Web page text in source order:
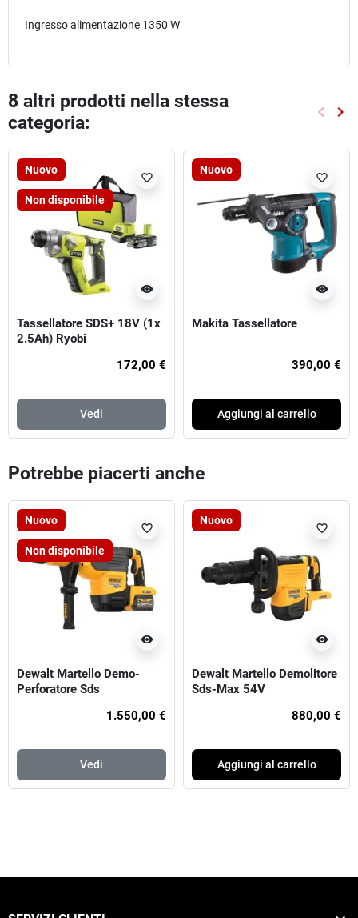
Ingresso alimentazione 1350 W
8 altri prodotti nella stessa
categoria:
keyboard_arrow_left keyboard_arrow_right
Nuovo
Non disponibile
visibility
favorite_border
Tassellatore SDS+ 18V (1x
2.5Ah) Ryobi
172,00 €
Vedi
Nuovo
visibility
favorite_border
Makita Tassellatore
390,00 €
Aggiungi al carrello
Potrebbe piacerti anche
Nuovo
Non disponibile
visibility
favorite_border
Dewalt Martello Demo-
Perforatore Sds
1.550,00 €
Vedi
Nuovo
visibility
favorite_border
Dewalt Martello Demolitore
Sds-Max 54V
880,00 €
Aggiungi al carrello